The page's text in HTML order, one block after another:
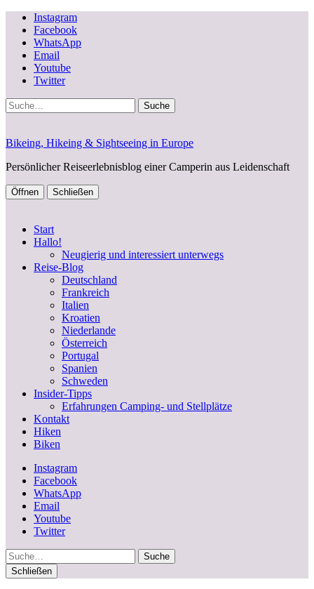
Instagram
Facebook
WhatsApp
Email
Youtube
Twitter
Suche
Bikeing, Hikeing & Sightseeing in Europe
Persönlicher Reiseerlebnisblog einer Camperin aus Leidenschaft
Öffnen Schließen
Start
Hallo!
Neugierig und interessiert unterwegs
Reise-Blog
Deutschland
Frankreich
Italien
Kroatien
Niederlande
Österreich
Portugal
Spanien
Schweden
Insider-Tipps
Erfahrungen Camping- und Stellplätze
Kontakt
Hiken
Biken
Instagram
Facebook
WhatsApp
Email
Youtube
Twitter
Suche
Schließen